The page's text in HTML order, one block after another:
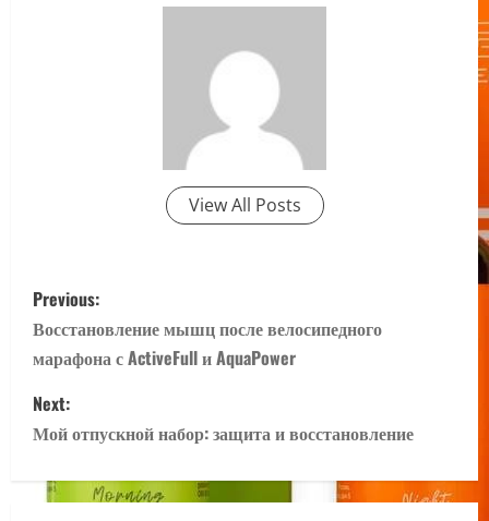
View All Posts
P
o
s
t
n
Previous:
Восстановление мышц после велосипедного
марафона с ActiveFull и AquaPower
Next:
Мой отпускной набор: защита и восстановление